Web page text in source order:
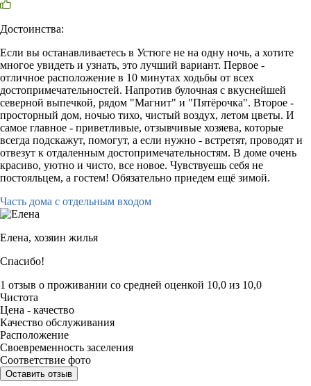
Достоинства:
Если вы останавливаетесь в Устюге не на одну ночь, а хотите
многое увидеть и узнать, это лучший вариант. Первое -
отличное расположение в 10 минутах ходьбы от всех
достопримечательностей. Напротив булочная с вкуснейшей
северной выпечкой, рядом "Магнит" и "Пятёрочка". Второе -
просторный дом, ночью тихо, чистый воздух, летом цветы. И
самое главное - приветливые, отзывчивые хозяева, которые
всегда подскажут, помогут, а если нужно - встретят, проводят и
отвезут к отдаленным достопримечательностям. В доме очень
красиво, уютно и чисто, все новое. Чувствуешь себя не
постояльцем, а гостем! Обязательно приедем ещё зимой.
Часть дома с отдельным входом
Елена, хозяин жилья
Спасибо!
1 отзыв о проживании со средней оценкой 10,0 из 10,0
Чистота
Цена - качество
Качество обслуживания
Расположение
Своевременность заселения
Соответствие фото
Оставить отзыв